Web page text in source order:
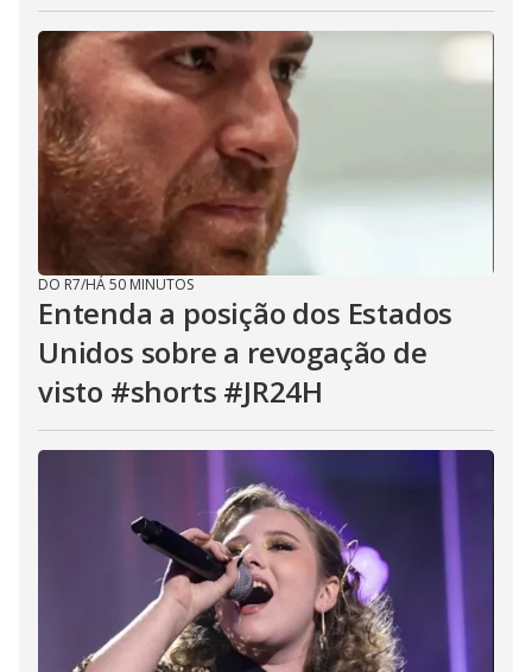
DO R7/HÁ 50 MINUTOS
Entenda a posição dos Estados
Unidos sobre a revogação de
visto #shorts #JR24H